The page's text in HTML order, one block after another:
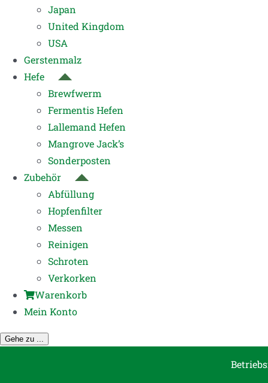
Japan
United Kingdom
USA
Gerstenmalz
Hefe
Brewfwerm
Fermentis Hefen
Lallemand Hefen
Mangrove Jack’s
Sonderposten
Zubehör
Abfüllung
Hopfenfilter
Messen
Reinigen
Schroten
Verkorken
Warenkorb
Mein Konto
Gehe zu ...